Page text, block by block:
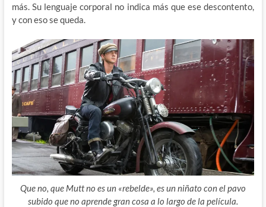
más. Su lenguaje corporal no indica más que ese descontento,
y con eso se queda.
Que no, que Mutt no es un «rebelde», es un niñato con el pavo
subido que no aprende gran cosa a lo largo de la película.